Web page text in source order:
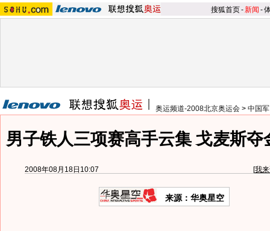
搜狐首页-新闻 -
奥运频道-2008北京奥运会 > 中国
男子铁人三项赛高手云集 戈麦斯夺
2008年08月18日10:07 [我
来源：华奥星空